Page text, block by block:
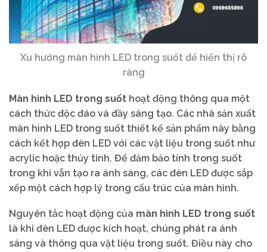
Xu hướng màn hình LED trong suốt để hiển thị rõ
ràng
Màn hình LED trong suốt hoạt động thông qua một
cách thức độc đáo và đầy sáng tạo. Các nhà sản xuất
màn hình LED trong suốt thiết kế sản phẩm này bằng
cách kết hợp đèn LED với các vật liệu trong suốt như
acrylic hoặc thủy tinh. Để đảm bảo tính trong suốt
trong khi vẫn tạo ra ánh sáng, các đèn LED được sắp
xếp một cách hợp lý trong cấu trúc của màn hình.
Nguyên tắc hoạt động của màn hình LED trong suốt
là khi đèn LED được kích hoạt, chúng phát ra ánh
sáng và thông qua vật liệu trong suốt. Điều này cho